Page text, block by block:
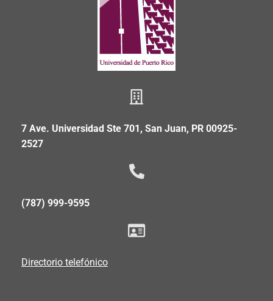
7 Ave. Universidad Ste 701, San Juan, PR 00925-
2527
(787) 999-9595
Directorio telefónico